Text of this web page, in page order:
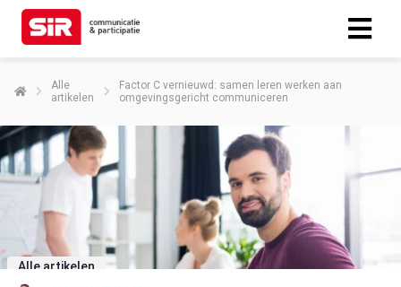
Alle
artikelen
Factor C vernieuwd: samen leren werken aan
omgevingsgericht communiceren
Alle artikelen